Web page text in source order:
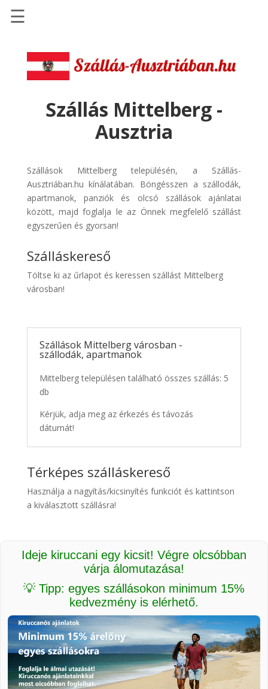
Szállások
Szállásinfo.eu
Repülőjegy
pénzvisszatérítéssel
Discover
Cars
Transzfer
Kiwi
Taxi
☰
Szállás Mittelberg -
Ausztria
Szállások Mittelberg településén, a Szállás-
Ausztriában.hu kínálatában. Böngésszen a szállodák,
apartmanok, panziók és olcsó szállások ajánlatai
között, majd foglalja le az Önnek megfelelő szállást
egyszerűen és gyorsan!
Szálláskereső
Töltse ki az űrlapot és keressen szállást Mittelberg
városban!
Szállások Mittelberg városban -
szállodák, apartmanok
Mittelberg településen található összes szállás: 5
db
Kérjük, adja meg az érkezés és távozás
dátumát!
Térképes szálláskereső
Használja a nagyítás/kicsinyítés funkciót és kattintson
a kiválasztott szállásra!
Ideje kiruccani egy kicsit! Végre olcsóbban
várja álomutazása!
💡 Tipp: egyes szállásokon minimum 15%
kedvezmény is elérhető.